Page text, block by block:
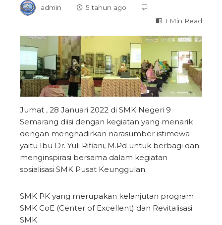
admin
5 tahun ago
1 Min Read
Jumat , 28 Januari 2022 di SMK Negeri 9
Semarang diisi dengan kegiatan yang menarik
dengan menghadirkan narasumber istimewa
yaitu Ibu Dr. Yuli Rifiani, M.Pd untuk berbagi dan
menginspirasi bersama dalam kegiatan
sosialisasi SMK Pusat Keunggulan.
SMK PK yang merupakan kelanjutan program
SMK CoE (Center of Excellent) dan Revitalisasi
SMK.